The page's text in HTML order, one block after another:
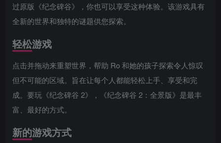
过原版《纪念碑谷》，你也可以享受这种体验。该游戏具有
全新的世界和独特的谜题供您探索。
轻松游戏
点击并拖动来重塑世界，帮助 Ro 和她的孩子探索令人惊叹
但不可能的区域。旨在让每个人都能轻松上手、享受和完
成。要玩《纪念碑谷 2》，《纪念碑谷 2：全景版》是最丰
富、最好的方式。
新的游戏方式